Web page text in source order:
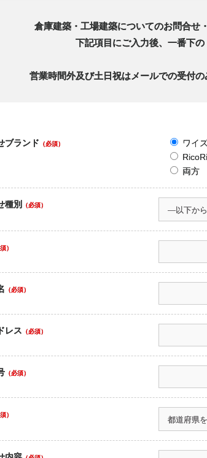
倉庫建築・工場建築についてのお問合せ
下記項目にご入力後、一番下
営業時間外及び土日祝はメールでの受付
ブランド （必須）
ワイ
両方
種別 （必須）
）
（必須）
レス （必須）
（必須）
）